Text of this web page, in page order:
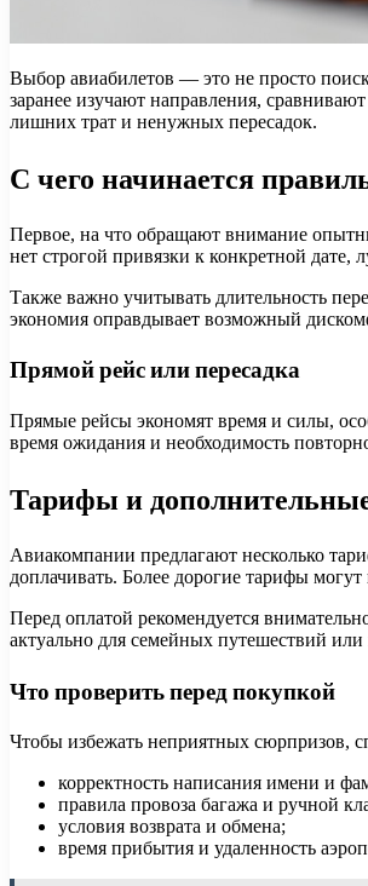
Выбор авиабилетов — это не просто
заранее изучают направления,
лишних трат и ненужных пересадок.
С чего начинается
Первое, на что обращают внимание
нет строгой привязки к конкретной
Также важно учитывать длительность
экономия оправдывает возможный
Прямой рейс или пересадка
Прямые рейсы экономят время и силы,
время ожидания и необходимость
Тарифы и
Авиакомпании предлагают несколько
доплачивать. Более дорогие тарифы
Перед оплатой рекомендуется
актуально для семейных путешествий
Что проверить перед покупкой
Чтобы избежать неприятных сюрпризов,
корректность написания имени и
правила провоза багажа и ручной
условия возврата и обмена;
время прибытия и удаленность